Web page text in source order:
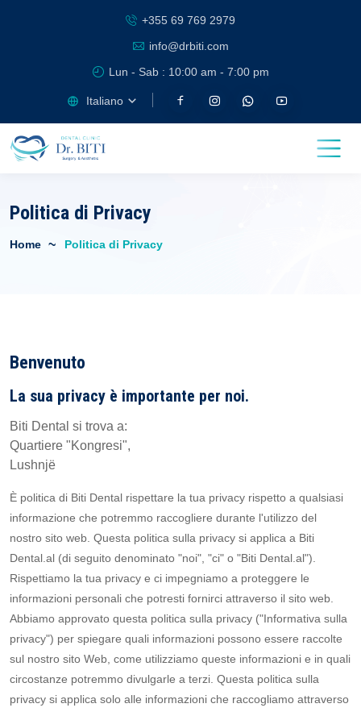
+355 69 769 2979
info@drbiti.com
Lun - Sab : 10:00 am - 7:00 pm
Italiano
Politica di Privacy
Home Politica di Privacy
Benvenuto
La sua privacy è importante per noi.
Biti Dental si trova a:
Quartiere "Kongresi",
Lushnjë
È politica di Biti Dental rispettare la tua privacy rispetto a qualsiasi
informazione che potremmo raccogliere durante l'utilizzo del
nostro sito web. Questa politica sulla privacy si applica a Biti
Dental.al (di seguito denominato "noi", "ci" o "Biti Dental.al").
Rispettiamo la tua privacy e ci impegniamo a proteggere le
informazioni personali che potresti fornirci attraverso il sito web.
Abbiamo approvato questa politica sulla privacy ("Informativa sulla
privacy") per spiegare quali informazioni possono essere raccolte
sul nostro sito Web, come utilizziamo queste informazioni e in quali
circostanze potremmo divulgarle a terzi. Questa politica sulla
privacy si applica solo alle informazioni che raccogliamo attraverso